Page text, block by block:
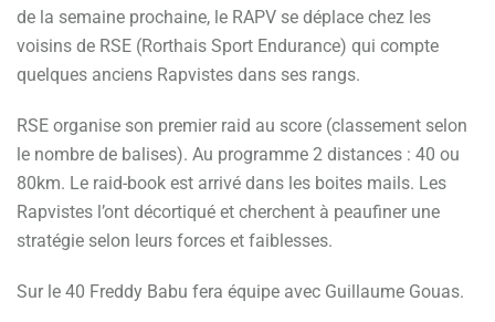
de la semaine prochaine, le RAPV se déplace chez les
voisins de RSE (Rorthais Sport Endurance) qui compte
quelques anciens Rapvistes dans ses rangs.
RSE organise son premier raid au score (classement selon
le nombre de balises). Au programme 2 distances : 40 ou
80km. Le raid-book est arrivé dans les boites mails. Les
Rapvistes l’ont décortiqué et cherchent à peaufiner une
stratégie selon leurs forces et faiblesses.
Sur le 40 Freddy Babu fera équipe avec Guillaume Gouas.